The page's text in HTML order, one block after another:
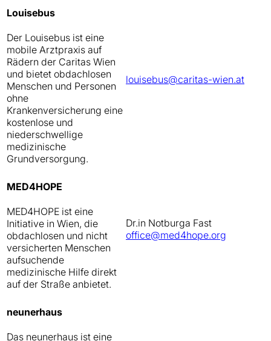
Louisebus
Der Louisebus ist eine
mobile Arztpraxis auf
Rädern der Caritas Wien
und bietet obdachlosen
Menschen und Personen
ohne
Krankenversicherung eine
kostenlose und
niederschwellige
medizinische
Grundversorgung.
louisebus@caritas-wien.at
MED4HOPE
MED4HOPE ist eine
Initiative in Wien, die
obdachlosen und nicht
versicherten Menschen
aufsuchende
medizinische Hilfe direkt
auf der Straße anbietet.
Dr.in Notburga Fast
office@med4hope.org
neunerhaus
Das neunerhaus ist eine